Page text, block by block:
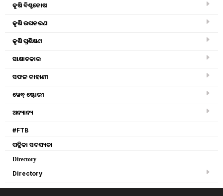
କୃଷି ବିଶ୍ବକୋଷ
କୃଷି ଉପକରଣ
କୃଷି ପ୍ରଶିକ୍ଷଣ
ସାକ୍ଷାତକାର
ସଫଳ କାହାଣୀ
ୱେବ୍ ଷ୍ଟୋରୀ
ଅନ୍ୟାନ୍ୟ
#FTB
ପତ୍ରିକା ସଦସ୍ୟତା
Directory
Directory
Monday, 01 April 2024 11:27 AM